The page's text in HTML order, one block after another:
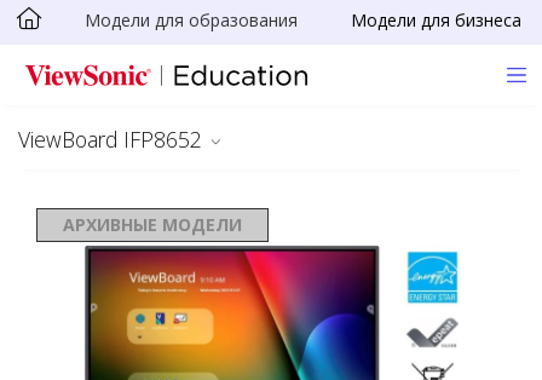
Skip to main content
Модели для образования Модели для бизнеса
ViewBoard IFP8652
АРХИВНЫЕ МОДЕЛИ